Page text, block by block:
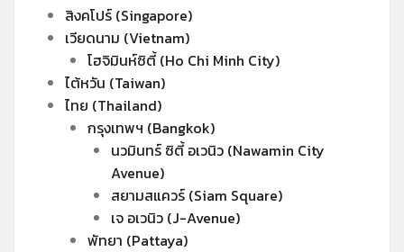
สิงคโปร์ (Singapore)
เวียดนาม (Vietnam)
โฮจิมินห์ซิตี้ (Ho Chi Minh City)
ไต้หวัน (Taiwan)
ไทย (Thailand)
กรุงเทพฯ (Bangkok)
นวมินทร์ ซิตี้ อเวนิว (Nawamin City
Avenue)
สยามสแควร์ (Siam Square)
เจ อเวนิว (J-Avenue)
พัทยา (Pattaya)